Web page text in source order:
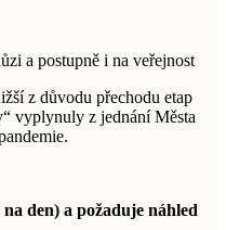
a postupně i na veřejnost
z důvodu přechodu etap
vyplynuly z jednání Města
den) a požaduje náhled